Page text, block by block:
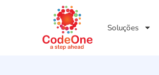
Soluções